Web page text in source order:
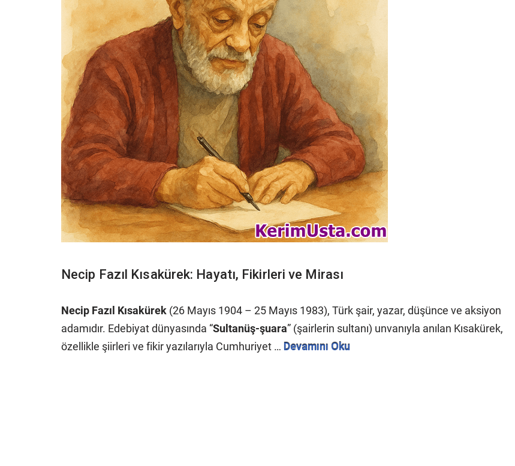
Necip Fazıl Kısakürek: Hayatı, Fikirleri ve Mirası
Necip Fazıl Kısakürek (26 Mayıs 1904 – 25 Mayıs 1983), Türk şair, yazar, düşünce ve aksiyon
adamıdır. Edebiyat dünyasında “Sultanüş-şuara” (şairlerin sultanı) unvanıyla anılan Kısakürek,
özellikle şiirleri ve fikir yazılarıyla Cumhuriyet … Devamını Oku